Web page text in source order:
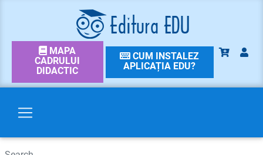
MAPA
CADRULUI
DIDACTIC
CUM INSTALEZ
APLICAȚIA EDU?